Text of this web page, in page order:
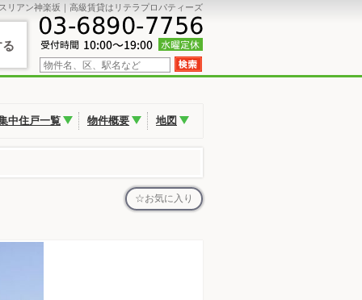
リアン神楽坂｜高級賃貸はリテラプロパティーズ
中住戸一覧 物件概要 地図
お気に入り